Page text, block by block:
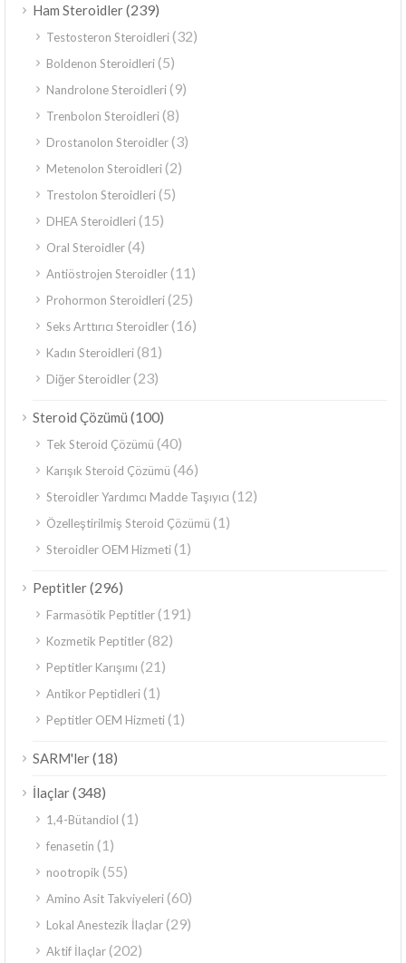
Ham Steroidler(239)
Testosteron Steroidleri(32)
Boldenon Steroidleri(5)
Nandrolone Steroidleri(9)
Trenbolon Steroidleri(8)
Drostanolon Steroidler(3)
Metenolon Steroidleri(2)
Trestolon Steroidleri(5)
DHEA Steroidleri(15)
Oral Steroidler(4)
Antiöstrojen Steroidler(11)
Prohormon Steroidleri(25)
Seks Arttırıcı Steroidler(16)
Kadın Steroidleri(81)
Diğer Steroidler(23)
Steroid Çözümü (100)
Tek Steroid Çözümü (40)
Karışık Steroid Çözümü (46)
Steroidler Yardımcı Madde Taşıyıcı (12)
Özelleştirilmiş Steroid Çözümü (1)
Steroidler OEM Hizmeti(1)
Peptitler(296)
Farmasötik Peptitler(191)
Kozmetik Peptitler(82)
Peptitler Karışımı (21)
Antikor Peptidleri(1)
Peptitler OEM Hizmeti(1)
SARM'ler(18)
İlaçlar(348)
1,4-Bütandiol (1)
fenasetin (1)
nootropik (55)
Amino Asit Takviyeleri(60)
Lokal Anestezik İlaçlar(29)
Aktif İlaçlar(202)